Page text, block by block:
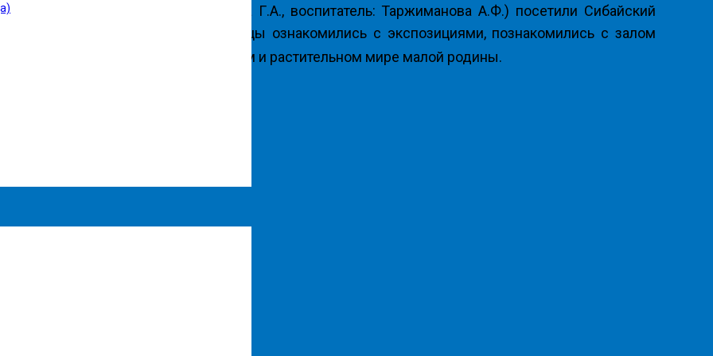
руководитель: Науширбанова Г.А., воспитатель: Таржиманова А.Ф.) посетили Сибайский
экскурсии по музею шаймуратовцы ознакомились с экспозициями, познакомились с залом
расширили знания о животном и растительном мире малой родины.